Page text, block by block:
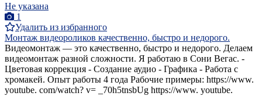
Не указана
1
Удалить из избранного
Монтаж видеороликов качественно, быстро и недорого.
Видеомонтаж — это качественно, быстро и недорого. Делаем
видеомонтаж разной сложности. Я работаю в Сони Вегас. -
Цветовая коррекция - Создание аудио - Графика - Работа с
хромакей. Опыт работы 4 года Рабочие примеры: https://www.
youtube. com/watch? v= _70h5tnsbUg https://www. youtube.